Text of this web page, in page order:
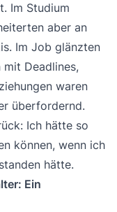
Im Studium
aber an
Im Job glänzten
Deadlines,
waren
überfordernd.
Ich hätte so
können, wenn ich
hätte.
Ein